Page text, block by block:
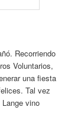
Recorriendo
Voluntarios,
una fiesta
Tal vez
vino